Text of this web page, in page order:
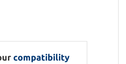
compatibility